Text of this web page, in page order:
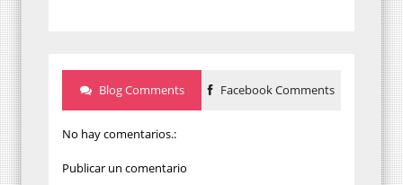
Blog Comments Facebook Comments
No hay comentarios.:
Publicar un comentario